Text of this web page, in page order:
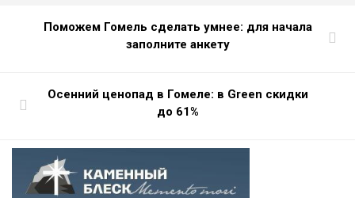
Поможем Гомель сделать умнее: для начала
заполните анкету
Осенний ценопад в Гомеле: в Green скидки
до 61%